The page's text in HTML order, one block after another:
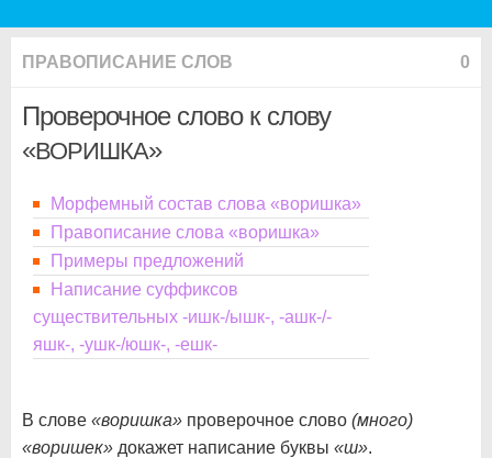
ПРАВОПИСАНИЕ СЛОВ 0
Проверочное слово к слову
«ВОРИШКА»
Морфемный состав слова «воришка»
Правописание слова «воришка»
Примеры предложений
Написание суффиксов
существительных -ишк-/ышк-, -ашк-/-
яшк-, -ушк-/юшк-, -ешк-
В слове «воришка» проверочное слово (много)
«воришек» докажет написание буквы «ш».